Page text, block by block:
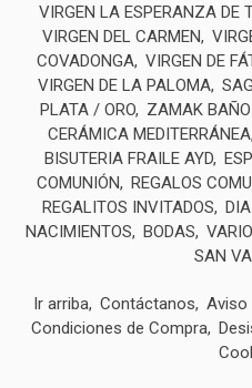
VIRGEN LA ESPERANZA DE
VIRGEN DEL CARMEN
COVADONGA VIRGEN DE
VIRGEN DE LA PALOMA
PLATA / ORO
ZAMAK
CERÁMICA MEDITERRÁNEA
BISUTERIA FRAILE AYD
COMUNIÓN
REGALOS
REGALITOS INVITADOS
NACIMIENTOS
BODAS
SAN
Ir arriba Contáctanos Aviso
Condiciones de Compra